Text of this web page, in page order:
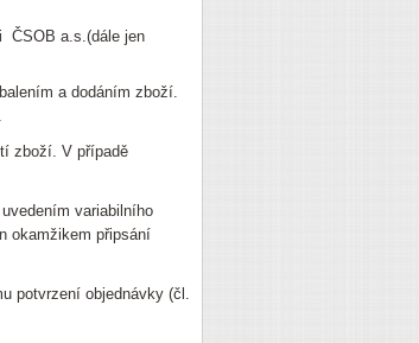
ČSOB a.s.(dále jen
a dodáním zboží.
zboží. V případě
variabilního
okamžikem připsání
potvrzení objednávky (čl.